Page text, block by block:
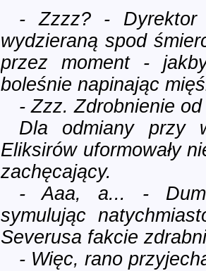
- Zzzz? - Dyrektor
wydzieraną spod
przez moment -
boleśnie napinając
- Zzz. Zdrobnienie
Dla odmiany przy
Eliksirów uformowały
zachęcający.
- Aaa, a... -
symulując
Severusa fakcie
- Więc, rano